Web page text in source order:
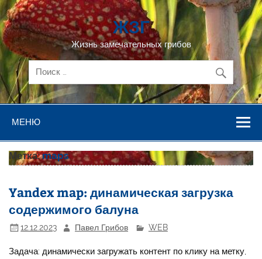
Перейти
к
содержимому
ЖЗГ
Жизнь замечательных грибов
МЕНЮ
Метка:maps
Yandex map: динамическая загрузка
содержимого балуна
12.12.2023 Павел Грибов WEB
Задача: динамически загружать контент по клику на метку,